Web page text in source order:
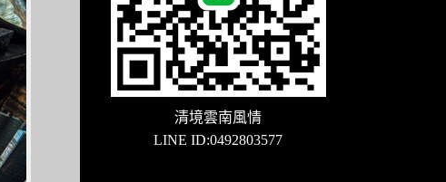
清境雲南風情
LINE ID:0492803577